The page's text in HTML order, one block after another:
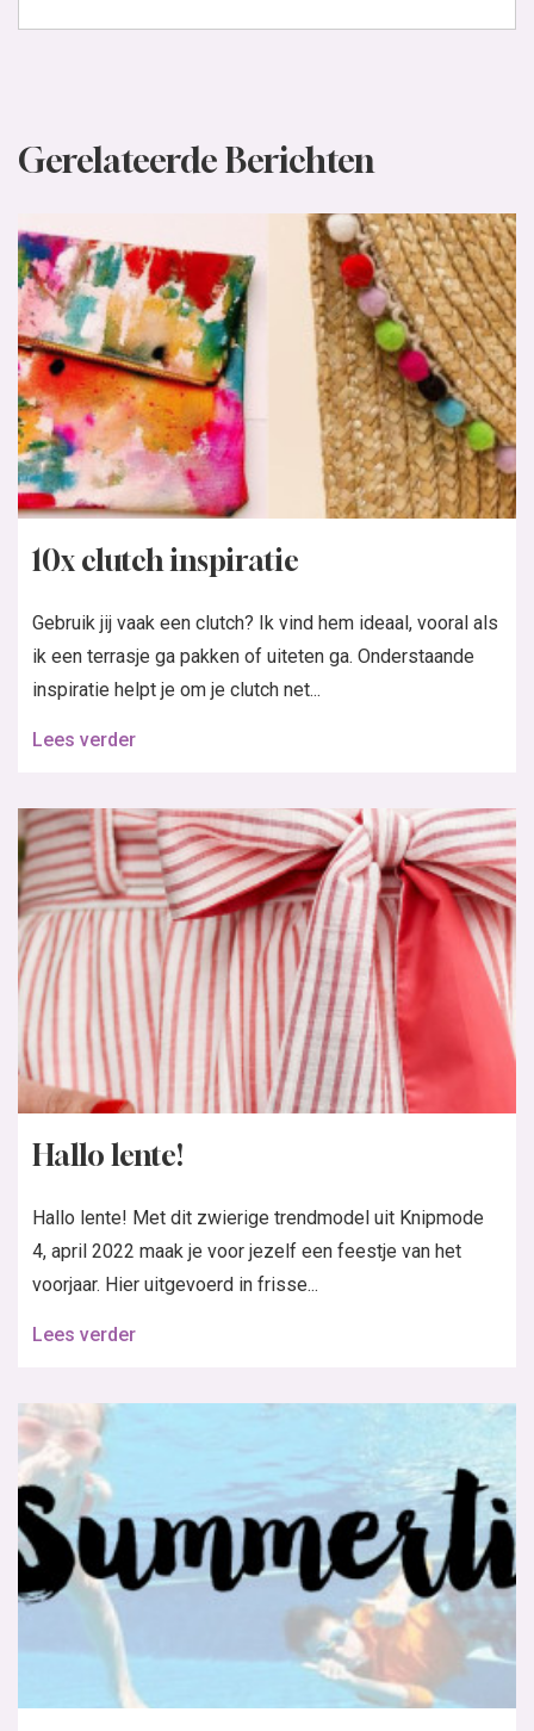
Gerelateerde Berichten
10x clutch inspiratie
Gebruik jij vaak een clutch? Ik vind hem ideaal, vooral als
ik een terrasje ga pakken of uiteten ga. Onderstaande
inspiratie helpt je om je clutch net...
Lees verder
Hallo lente!
Hallo lente! Met dit zwierige trendmodel uit Knipmode
4, april 2022 maak je voor jezelf een feestje van het
voorjaar. Hier uitgevoerd in frisse...
Lees verder